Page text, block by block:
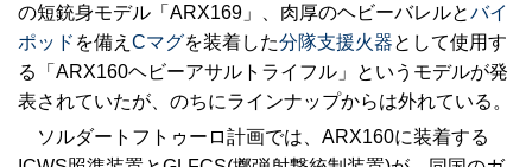
の短銃身モデル「ARX169」、肉厚のヘビーバレルとバイ
ポッド を備え Cマグを装着した分隊支援火器として使用す
る「ARX160ヘビーアサルトライフル」というモデルが発
表されていたが、のちにラインナップからは外れている。
ソルダートフトゥーロ計画では、ARX160に装着する